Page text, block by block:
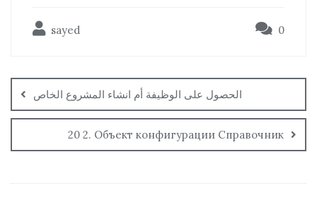
sayed 0
الحصول على الوظيفة أم انشاء المشروع الخاص
20 2. Объект конфигурации Справочник